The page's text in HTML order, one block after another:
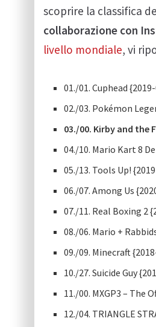
scoprire la classifica
collaborazione con
livello mondiale, vi
01./01. Cuphead
02./03. Pokémon
03./00. Kirby and the
04./10. Mario Kart 8
05./13. Tools Up!
06./07. Among Us
07./11. Real Boxing 2
08./06. Mario +
09./09. Minecraft
10./27. Suicide Guy
11./00. MXGP3 – The
12./04. TRIANGLE